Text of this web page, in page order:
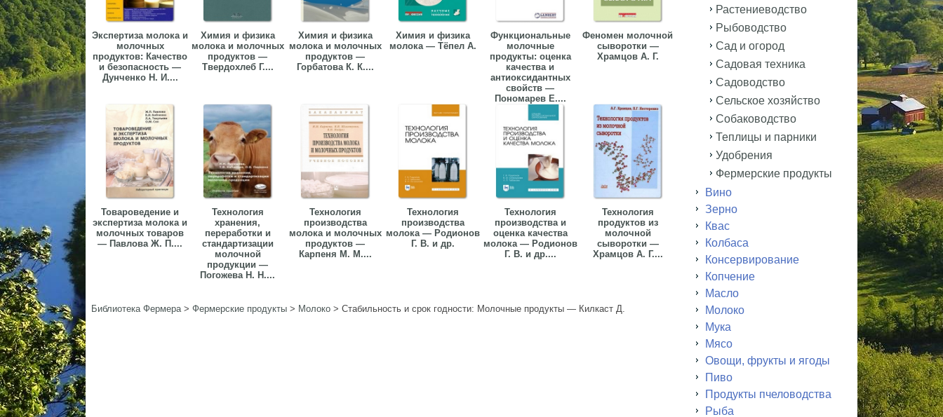
Экспертиза молока и
молочных
продуктов: Качество
и безопасность —
Дунченко Н. И....
Химия и физика
молока и молочных
продуктов —
Твердохлеб Г....
Химия и физика
молока и молочных
продуктов —
Горбатова К. К....
Химия и физика
молока — Тёпел А.
Функциональные
молочные
продукты: оценка
качества и
антиоксидантных
свойств —
Пономарев Е....
Феномен молочной
сыворотки —
Храмцов А. Г.
Товароведение и
экспертиза молока и
молочных товаров
— Павлова Ж. П....
Технология
хранения,
переработки и
стандартизации
молочной
продукции —
Погожева Н. Н....
Технология
производства
молока и молочных
продуктов —
Карпеня М. М....
Технология
производства
молока — Родионов
Г. В. и др.
Технология
производства и
оценка качества
молока — Родионов
Г. В. и др....
Технология
продуктов из
молочной
сыворотки —
Храмцов А. Г....
Библиотека Фермера> Фермерские продукты > Молоко > Стабильность и срок годности: Молочные продукты — Килкаст Д.
Растениеводство
Рыбоводство
Сад и огород
Садовая техника
Садоводство
Сельское хозяйство
Собаководство
Теплицы и парники
Удобрения
Фермерские продукты
Вино
Зерно
Квас
Колбаса
Консервирование
Копчение
Масло
Молоко
Мука
Мясо
Овощи, фрукты и ягоды
Пиво
Продукты пчеловодства
Рыба